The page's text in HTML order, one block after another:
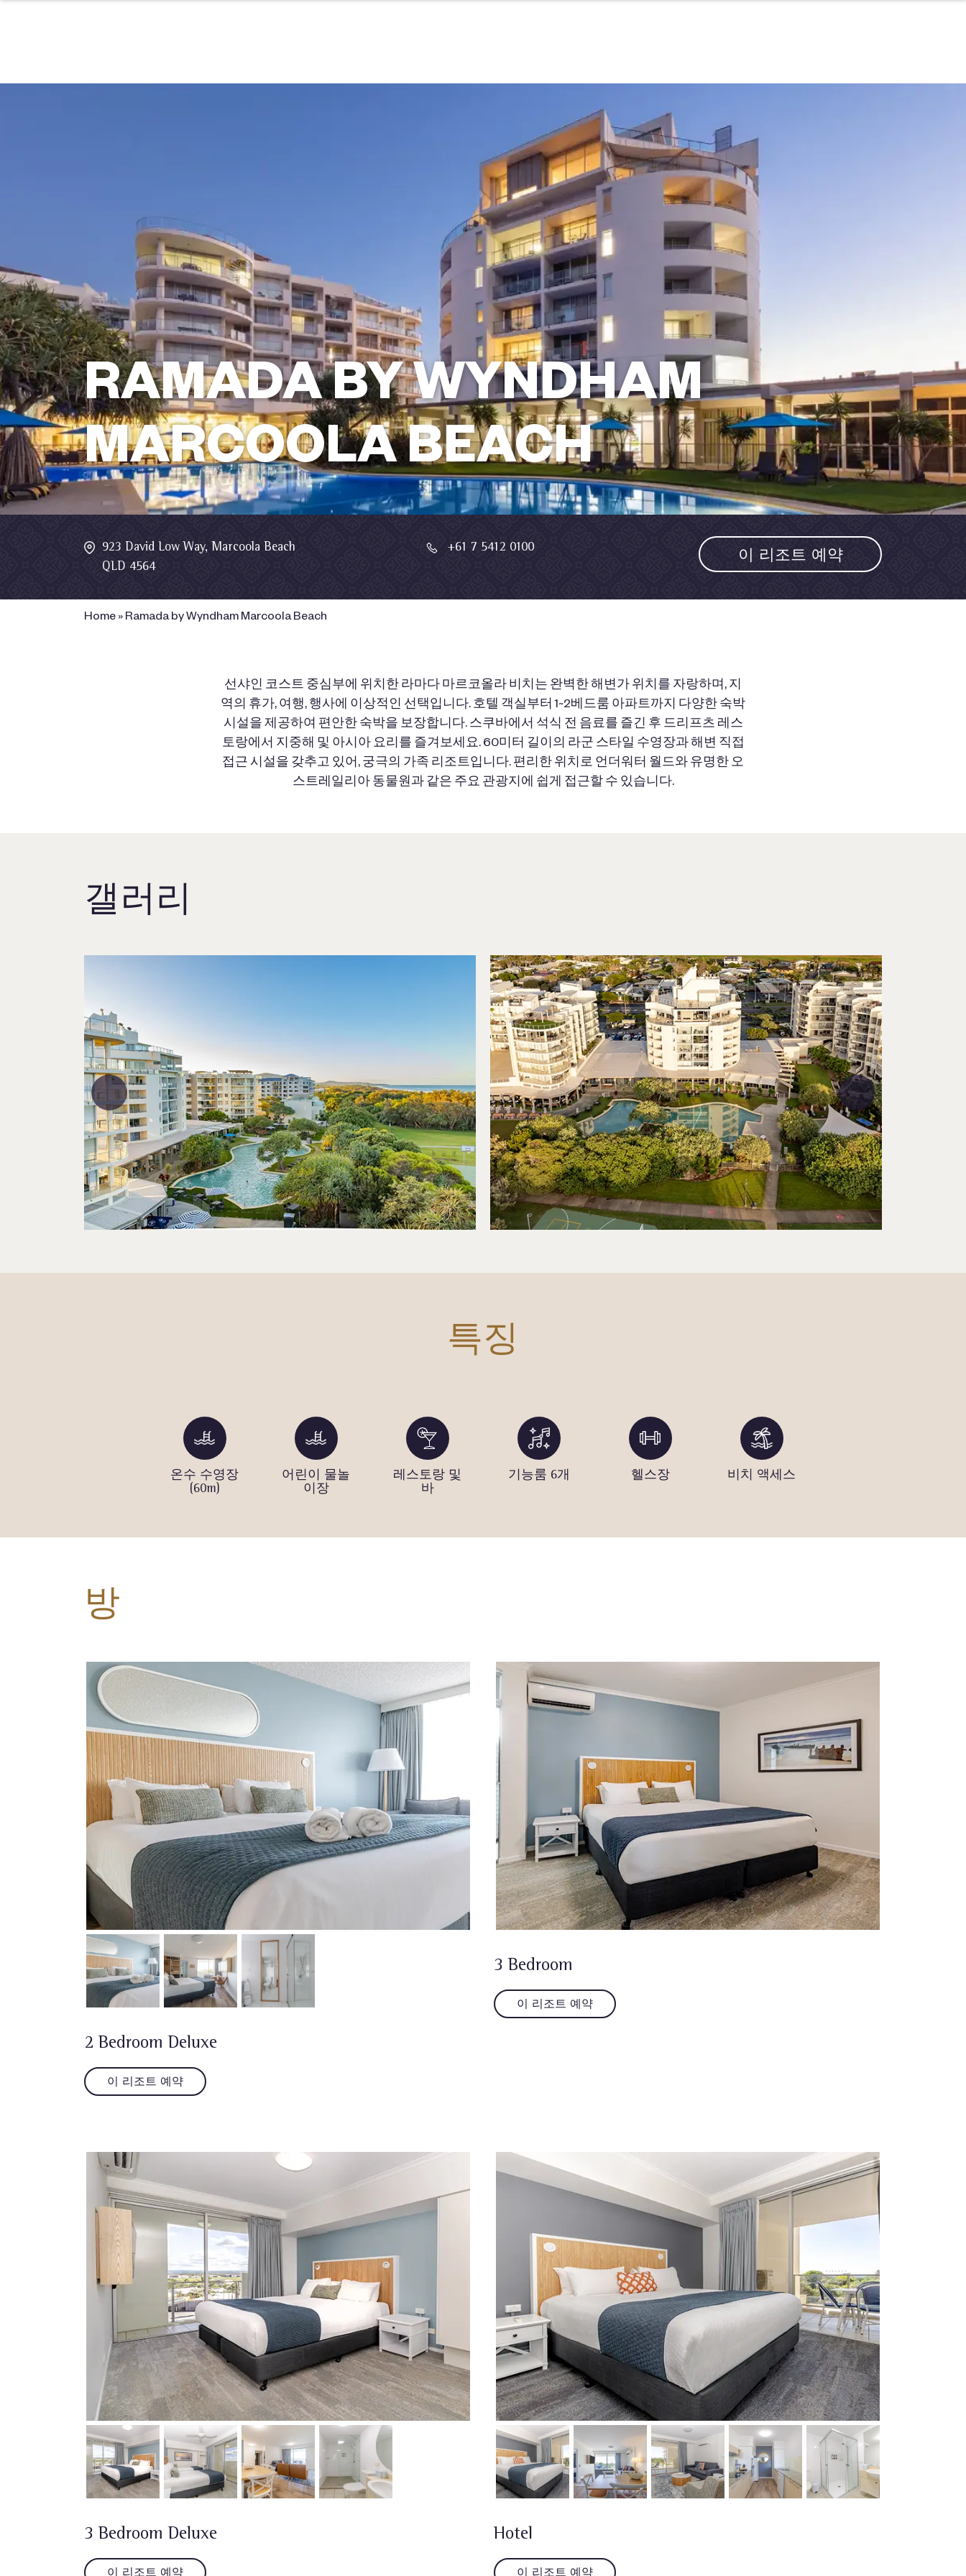
RAMADA BY WYNDHAM
MARCOOLA BEACH
923 David Low Way, Marcoola Beach
QLD 4564
+61 7 5412 0100 이 리조트 예약
Home » Ramada by Wyndham Marcoola Beach
선샤인 코스트 중심부에 위치한 라마다 마르코올라 비치는 완벽한 해변가 위치를 자랑하며, 지
역의 휴가, 여행, 행사에 이상적인 선택입니다. 호텔 객실부터 1~2베드룸 아파트까지 다양한 숙박
시설을 제공하여 편안한 숙박을 보장합니다. 스쿠바에서 석식 전 음료를 즐긴 후 드리프츠 레스
토랑에서 지중해 및 아시아 요리를 즐겨보세요. 60미터 길이의 라군 스타일 수영장과 해변 직접
접근 시설을 갖추고 있어, 궁극의 가족 리조트입니다. 편리한 위치로 언더워터 월드와 유명한 오
스트레일리아 동물원과 같은 주요 관광지에 쉽게 접근할 수 있습니다.
갤러리
특징
온수 수영장
(60m)
어린이 물놀
이장
레스토랑 및
바
기능룸 6개 헬스장 비치 액세스
방
2 Bedroom Deluxe
이 리조트 예약
3 Bedroom
이 리조트 예약
3 Bedroom Deluxe
이 리조트 예약
Hotel
이 리조트 예약